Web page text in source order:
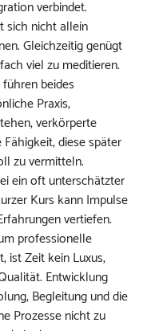
verbindet.
sich nicht allein
Gleichzeitig genügt
viel zu meditieren.
beides
Praxis,
verkörperte
diese später
zu vermitteln.
ein oft unterschätzter
Kurs kann Impulse
vertiefen.
professionelle
ist Zeit kein Luxus,
Entwicklung
Begleitung und die
Prozesse nicht zu